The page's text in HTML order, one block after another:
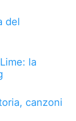
del
la
canzoni